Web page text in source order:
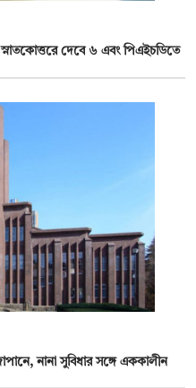
স্নাতকোত্তরে দেবে ৬ এবং পিএইচডিতে
নানা সুবিধার সঙ্গে এককালীন